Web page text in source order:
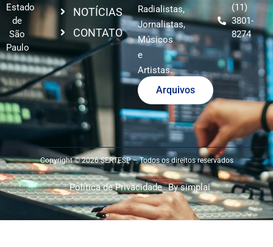
Estado
de
São
Paulo
NOTÍCIAS
CONTATO
Radialistas,
Jornalistas,
Músicos
e
Artistas.
Arquivos
(11)
3801-
8274
Copyright © 2026 SERTESP – Todos os direitos reservados
Política de Privacidade By simplai